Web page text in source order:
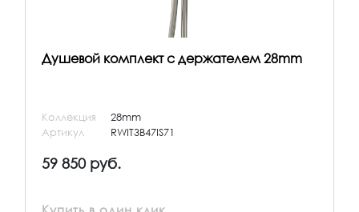
Душевой комплект с держателем 28mm
Коллекция
28mm
Артикул
RWIT3B47IS71
59 850 руб.